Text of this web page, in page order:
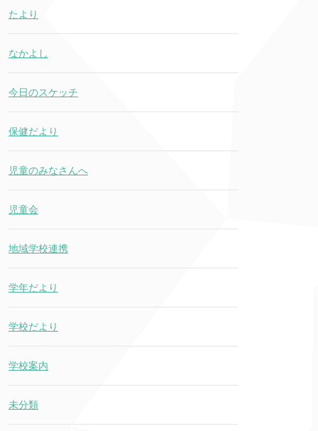
たより
なかよし
今日のスケッチ
保健だより
児童のみなさんへ
児童会
地域学校連携
学年だより
学校だより
学校案内
未分類